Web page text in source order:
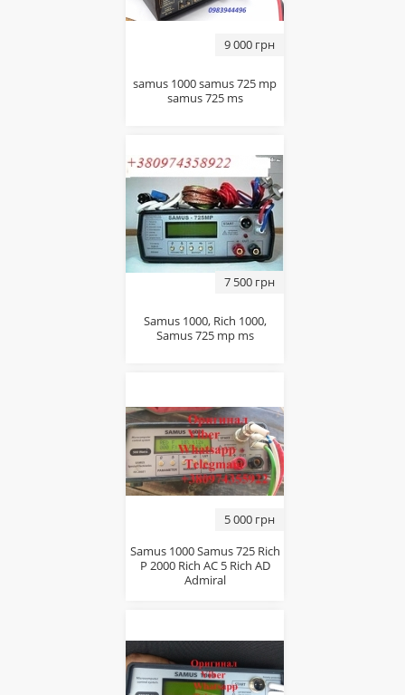
9 000 грн
samus 1000 samus 725 mp
samus 725 ms
7 500 грн
Samus 1000, Rich 1000,
Samus 725 mp ms
5 000 грн
Samus 1000 Samus 725 Rich
P 2000 Rich AC 5 Rich AD
Admiral